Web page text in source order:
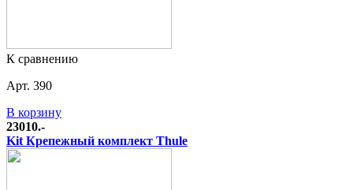
К сравнению
Арт. 390
В корзину
23010.-
Kit Крепежный комплект Thule